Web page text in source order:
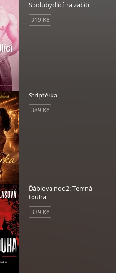
Spolubydlící na zabití
319 Kč
Striptérka
389 Kč
Ďáblova noc 2: Temná
touha
339 Kč